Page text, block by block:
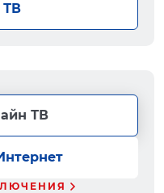
ТВ
ТВ